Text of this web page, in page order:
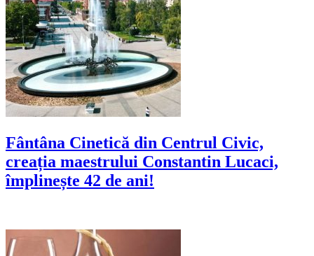
Fântâna Cinetică din Centrul Civic,
creația maestrului Constantin Lucaci,
împlinește 42 de ani!